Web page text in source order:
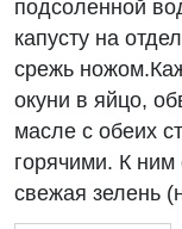
подсоленной
капусту на
срежь
окуни в яйцо,
масле с обеих
горячими. К ним
свежая зелень